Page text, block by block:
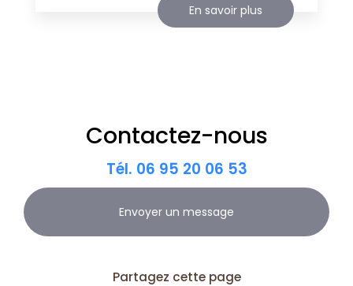
En savoir plus
Contactez-nous
Tél. 06 95 20 06 53
Envoyer un message
Partagez cette page